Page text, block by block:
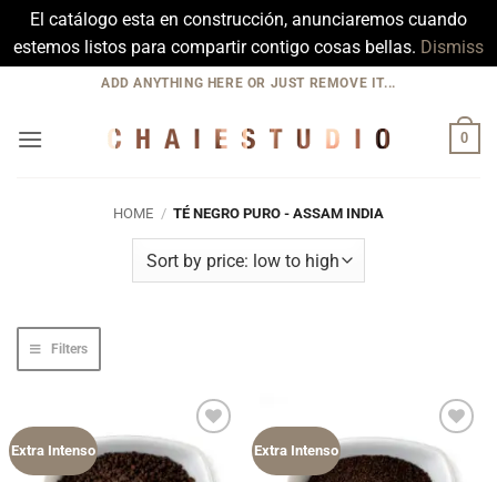
El catálogo esta en construcción, anunciaremos cuando
estemos listos para compartir contigo cosas bellas. Dismiss
content
ADD ANYTHING HERE OR JUST REMOVE IT...
0
HOME / TÉ NEGRO PURO - ASSAM INDIA
Filters
Extra Intenso
Add to
Wishlist
Extra Intenso
Add to
Wishlist